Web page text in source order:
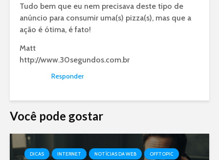
Tudo bem que eu nem precisava deste tipo de
anúncio para consumir uma(s) pizza(s), mas que a
ação é ótima, é fato!
Matt
http://www.30segundos.com.br
Responder
Você pode gostar
DICAS INTERNET NOTÍCIAS DA WEB
OFFTOPIC